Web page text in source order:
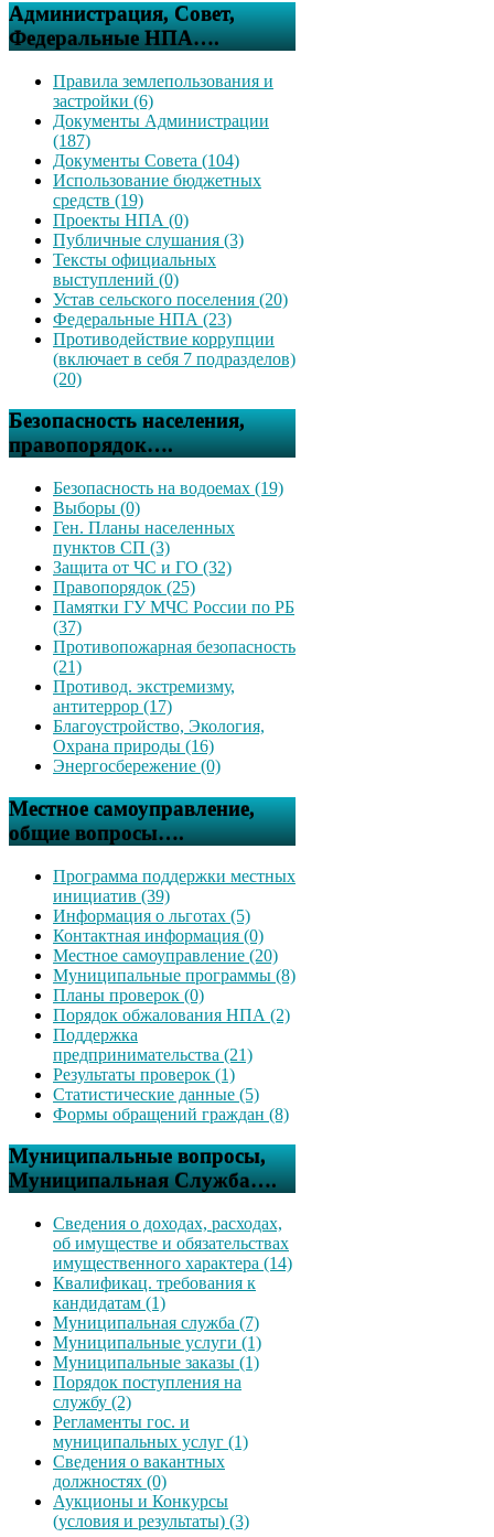
Администрация, Совет,
Федеральные НПА….
Правила землепользования и
застройки (6)
Документы Администрации
(187)
Документы Совета (104)
Использование бюджетных
средств (19)
Проекты НПА (0)
Публичные слушания (3)
Тексты официальных
выступлений (0)
Устав сельского поселения (20)
Федеральные НПА (23)
Противодействие коррупции
(включает в себя 7 подразделов)
(20)
Безопасность населения,
правопорядок….
Безопасность на водоемах (19)
Выборы (0)
Ген. Планы населенных
пунктов СП (3)
Защита от ЧС и ГО (32)
Правопорядок (25)
Памятки ГУ МЧС России по РБ
(37)
Противопожарная безопасность
(21)
Противод. экстремизму,
антитеррор (17)
Благоустройство, Экология,
Охрана природы (16)
Энергосбережение (0)
Местное самоуправление,
общие вопросы….
Программа поддержки местных
инициатив (39)
Информация о льготах (5)
Контактная информация (0)
Местное самоуправление (20)
Муниципальные программы (8)
Планы проверок (0)
Порядок обжалования НПА (2)
Поддержка
предпринимательства (21)
Результаты проверок (1)
Статистические данные (5)
Формы обращений граждан (8)
Муниципальные вопросы,
Муниципальная Служба….
Сведения о доходах, расходах,
об имуществе и обязательствах
имущественного характера (14)
Квалификац. требования к
кандидатам (1)
Муниципальная служба (7)
Муниципальные услуги (1)
Муниципальные заказы (1)
Порядок поступления на
службу (2)
Регламенты гос. и
муниципальных услуг (1)
Сведения о вакантных
должностях (0)
Аукционы и Конкурсы
(условия и результаты) (3)